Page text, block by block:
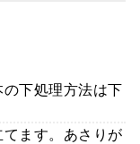
下処理方法は下
ます。あさりが